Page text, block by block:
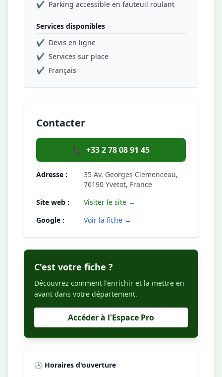
✔ Parking accessible en fauteuil roulant
Services disponibles
✔ Devis en ligne
✔ Services sur place
✔ Français
Contacter
📞 +33 2 78 08 91 45
Adresse :
35 Av. Georges Clemenceau,
76190 Yvetot, France
Site web :
Visiter le site →
Google :
Voir la fiche →
C'est votre fiche ?
Découvrez comment l'enrichir et la mettre en
avant dans votre département.
Accéder à l'Espace Pro
🕒 Horaires d'ouverture